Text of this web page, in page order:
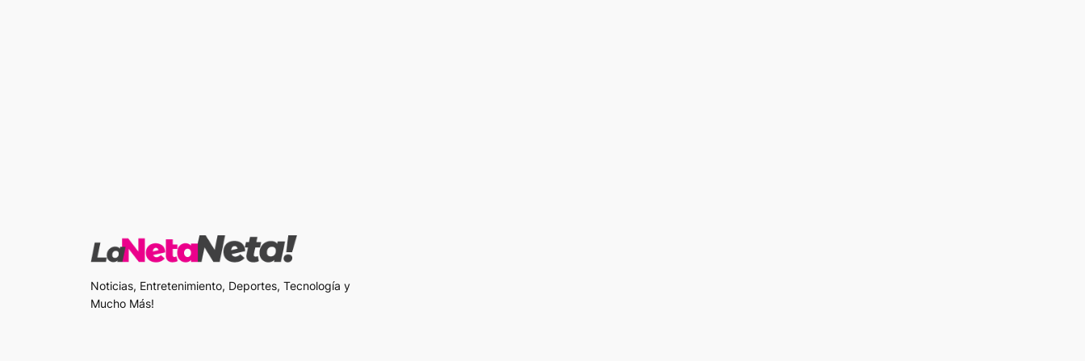
Noticias, Entretenimiento, Deportes, Tecnología y
Mucho Más!